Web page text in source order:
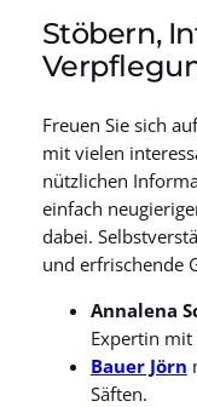
Stöbern,
Freuen Sie sich
mit vielen
nützlichen
einfach
dabei.
und erfrischende
Annalena
Expertin mit
Bauer Jörn
Säften.